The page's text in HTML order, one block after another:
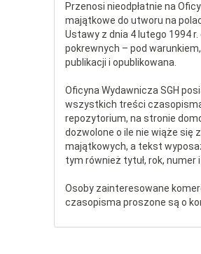
Przenosi nieodpłatnie na
majątkowe do utworu na
Ustawy z dnia 4 lutego 1994
pokrewnych – pod
publikacji i opublikowana.
Oficyna Wydawnicza SGH
wszystkich treści
repozytorium, na stronie
dozwolone o ile nie wiąże się
majątkowych, a tekst
tym również tytuł, rok,
Osoby zainteresowane
czasopisma proszone są o